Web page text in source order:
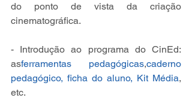
do ponto de vista da criação
cinematográfica.
- Introdução ao programa do CinEd:
asferramentas pedagógicas,caderno
pedagógico, ficha do aluno, Kit Média,
etc.